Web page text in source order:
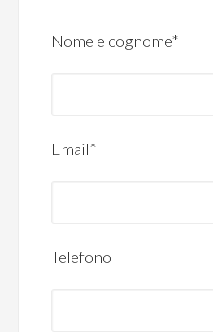
Nome e cognome*
Email*
Telefono